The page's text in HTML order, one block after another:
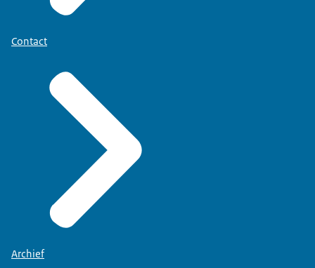
Contact
Archief